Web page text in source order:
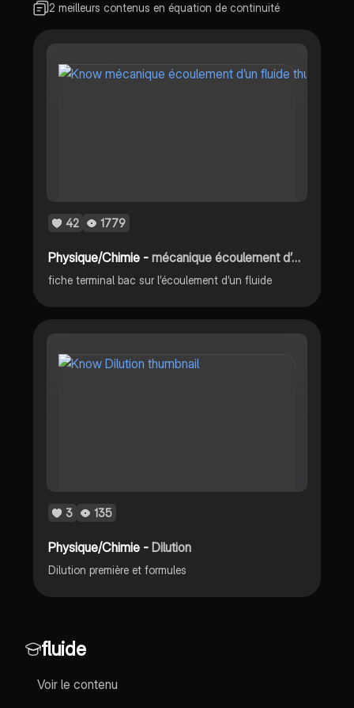
2 meilleurs contenus en équation de continuité
42 1779
Physique/Chimie -mécanique écoulement d’un fluide
fiche terminal bac sur l’écoulement d’un fluide
3 135
Physique/Chimie -Dilution
Dilution première et formules
fluide
Voir le contenu